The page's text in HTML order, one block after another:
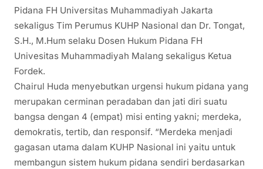
Pidana FH Universitas Muhammadiyah Jakarta
sekaligus Tim Perumus KUHP Nasional dan Dr. Tongat,
S.H., M.Hum selaku Dosen Hukum Pidana FH
Univesitas Muhammadiyah Malang sekaligus Ketua
Fordek.
Chairul Huda menyebutkan urgensi hukum pidana yang
merupakan cerminan peradaban dan jati diri suatu
bangsa dengan 4 (empat) misi enting yakni; merdeka,
demokratis, tertib, dan responsif. “Merdeka menjadi
gagasan utama dalam KUHP Nasional ini yaitu untuk
membangun sistem hukum pidana sendiri berdasarkan